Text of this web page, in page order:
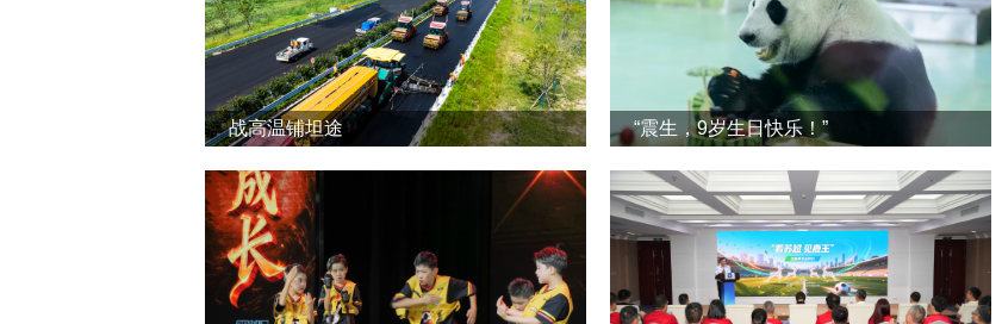
战高温铺坦途 “震生，9岁生日快乐！”